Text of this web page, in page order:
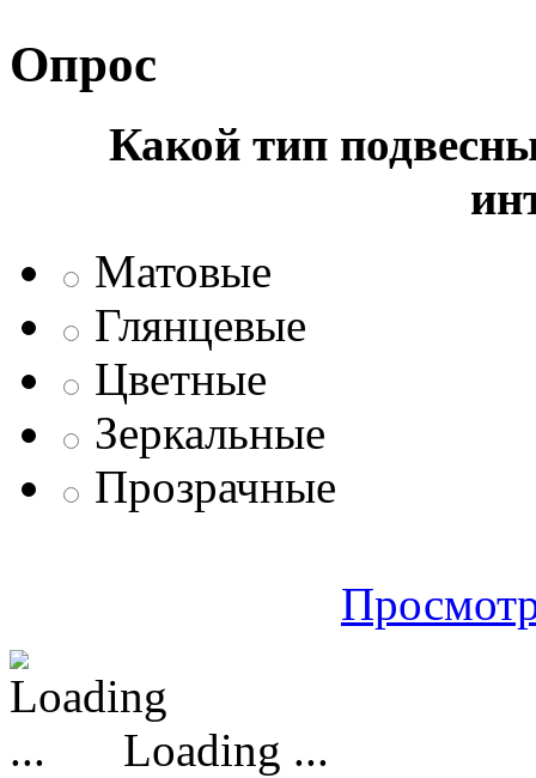
Опрос
Какой тип
Матовые
Глянцевые
Цветные
Зеркальные
Прозрачные
Loading ...